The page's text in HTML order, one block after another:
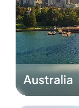
Australia